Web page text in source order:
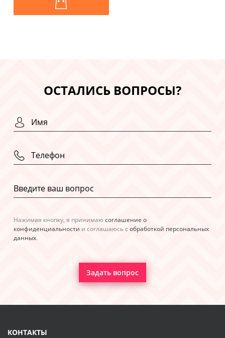
ОСТАЛИСЬ ВОПРОСЫ?
Нажимая кнопку, я принимаюсоглашение о
конфиденциальности и соглашаюсь с обработкой персональных
данных.
Задать вопрос
КОНТАКТЫ